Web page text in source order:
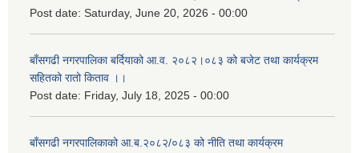
Post date: Saturday, June 20, 2026 - 00:00
बाँसगढी नगरपालिका बर्दियाको आ.व. २०८२।०८३ को बजेट तथा कार्यक्रम
सहितको रातो किताव ।।
Post date: Friday, July 18, 2025 - 00:00
बाँसगढी नगरपालिकाको आ.ब.२०८२/०८३ को नीति तथा कार्यक्रम